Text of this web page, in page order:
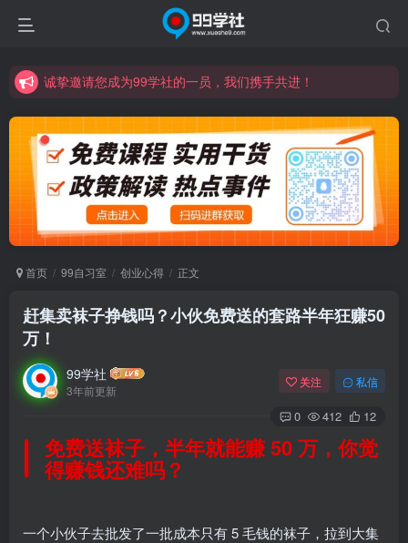
诚挚邀请您成为99学社的一员，我们携手共进！
诚挚邀请您成为99学社的一员，我们携手共进！
学习路上不孤独，99学社与你同行！分享全网优质VIP资源，炒股教程、创业教程、网络营销教程、自媒体短视频教程等，长期更新各大精品创业项目！
首页 99自习室 创业心得 正文
赶集卖袜子挣钱吗？小伙免费送的套路半年狂赚50
万！
99学社
3年前更新
关注 私信
0 412 12
免费送袜子，半年就能赚 50 万，你觉
得赚钱还难吗？
一个小伙子去批发了一批成本只有 5 毛钱的袜子，拉到大集